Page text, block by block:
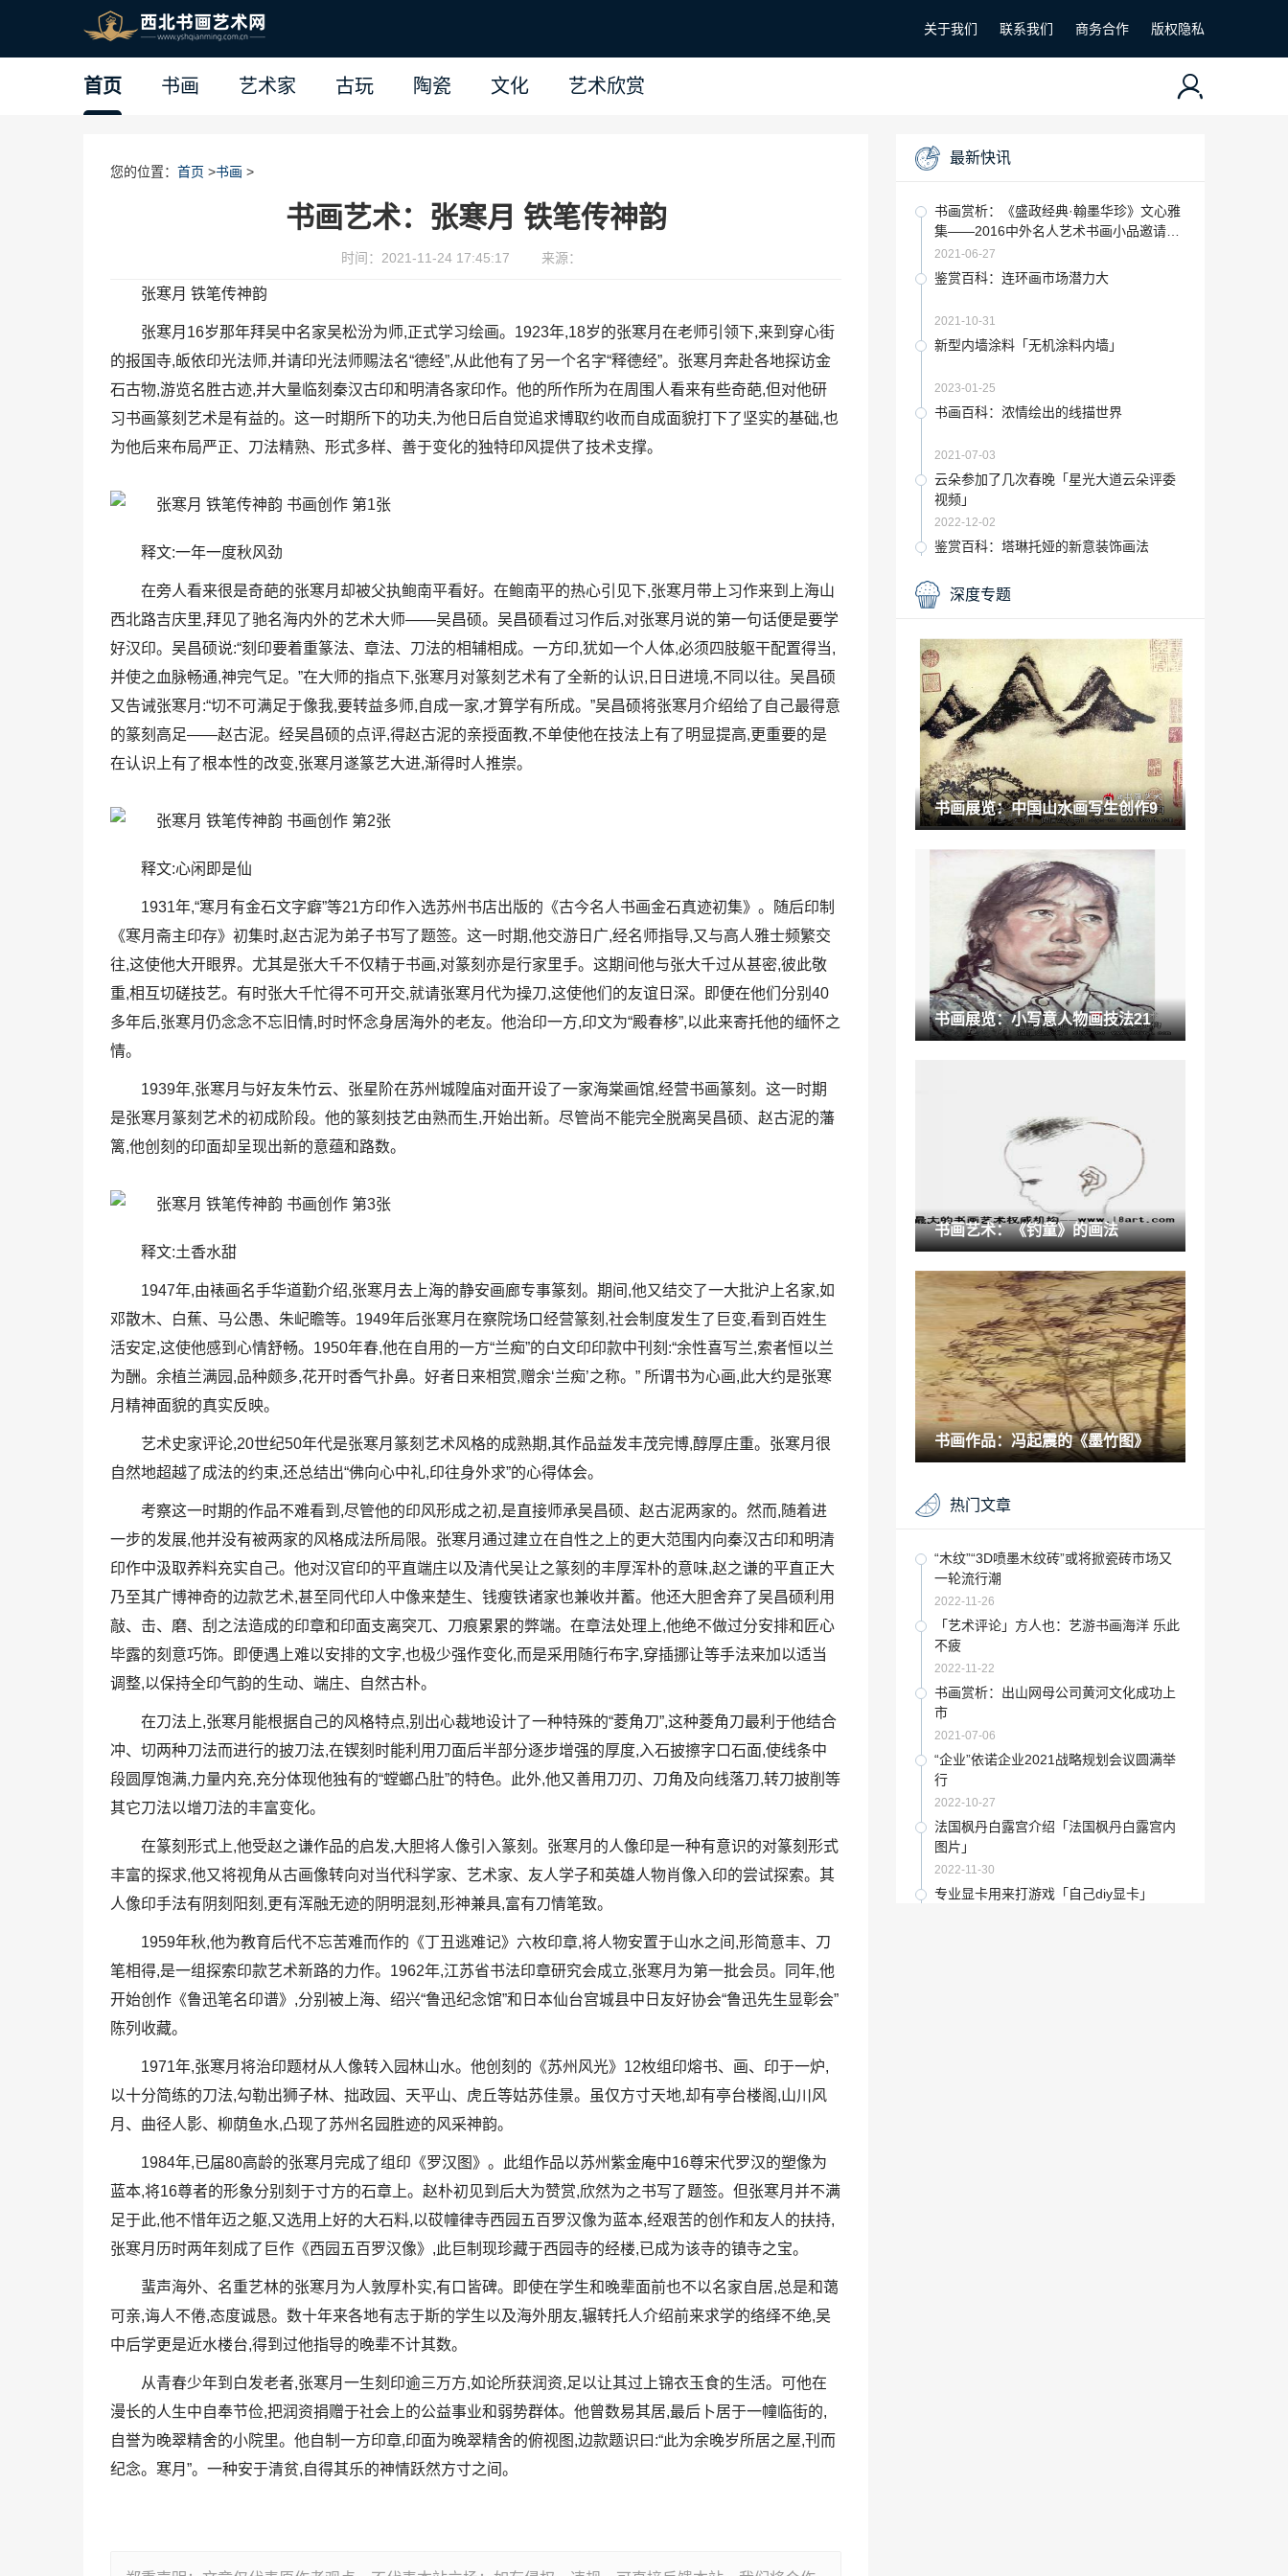
关于我们 联系我们 商务合作 版权隐私
首页 书画 艺术家 古玩 陶瓷 文化 艺术欣赏
您的位置： 首页 >书画 >
书画艺术：张寒月 铁笔传神韵
时间：2021-11-24 17:45:17 来源：
张寒月 铁笔传神韵
张寒月16岁那年拜吴中名家吴松汾为师,正式学习绘画。1923年,18岁的张寒月在老师引领下,来到穿心街
的报国寺,皈依印光法师,并请印光法师赐法名“德经”,从此他有了另一个名字“释德经”。张寒月奔赴各地探访金
石古物,游览名胜古迹,并大量临刻秦汉古印和明清各家印作。他的所作所为在周围人看来有些奇葩,但对他研
习书画篆刻艺术是有益的。这一时期所下的功夫,为他日后自觉追求博取约收而自成面貌打下了坚实的基础,也
为他后来布局严正、刀法精熟、形式多样、善于变化的独特印风提供了技术支撑。
释文:一年一度秋风劲
在旁人看来很是奇葩的张寒月却被父执鲍南平看好。在鲍南平的热心引见下,张寒月带上习作来到上海山
西北路吉庆里,拜见了驰名海内外的艺术大师——吴昌硕。吴昌硕看过习作后,对张寒月说的第一句话便是要学
好汉印。吴昌硕说:“刻印要着重篆法、章法、刀法的相辅相成。一方印,犹如一个人体,必须四肢躯干配置得当,
并使之血脉畅通,神完气足。”在大师的指点下,张寒月对篆刻艺术有了全新的认识,日日进境,不同以往。吴昌硕
又告诫张寒月:“切不可满足于像我,要转益多师,自成一家,才算学有所成。”吴昌硕将张寒月介绍给了自己最得意
的篆刻高足——赵古泥。经吴昌硕的点评,得赵古泥的亲授面教,不单使他在技法上有了明显提高,更重要的是
在认识上有了根本性的改变,张寒月遂篆艺大进,渐得时人推崇。
释文:心闲即是仙
1931年,“寒月有金石文字癖”等21方印作入选苏州书店出版的《古今名人书画金石真迹初集》。随后印制
《寒月斋主印存》初集时,赵古泥为弟子书写了题签。这一时期,他交游日广,经名师指导,又与高人雅士频繁交
往,这使他大开眼界。尤其是张大千不仅精于书画,对篆刻亦是行家里手。这期间他与张大千过从甚密,彼此敬
重,相互切磋技艺。有时张大千忙得不可开交,就请张寒月代为操刀,这使他们的友谊日深。即便在他们分别40
多年后,张寒月仍念念不忘旧情,时时怀念身居海外的老友。他治印一方,印文为“殿春栘”,以此来寄托他的缅怀之
情。
1939年,张寒月与好友朱竹云、张星阶在苏州城隍庙对面开设了一家海棠画馆,经营书画篆刻。这一时期
是张寒月篆刻艺术的初成阶段。他的篆刻技艺由熟而生,开始出新。尽管尚不能完全脱离吴昌硕、赵古泥的藩
篱,他创刻的印面却呈现出新的意蕴和路数。
释文:土香水甜
1947年,由裱画名手华道勤介绍,张寒月去上海的静安画廊专事篆刻。期间,他又结交了一大批沪上名家,如
邓散木、白蕉、马公愚、朱屺瞻等。1949年后张寒月在察院场口经营篆刻,社会制度发生了巨变,看到百姓生
活安定,这使他感到心情舒畅。1950年春,他在自用的一方“兰痴”的白文印印款中刊刻:“余性喜写兰,索者恒以兰
为酬。余植兰满园,品种颇多,花开时香气扑鼻。好者日来相赏,赠余‘兰痴’之称。” 所谓书为心画,此大约是张寒
月精神面貌的真实反映。
艺术史家评论,20世纪50年代是张寒月篆刻艺术风格的成熟期,其作品益发丰茂完博,醇厚庄重。张寒月很
自然地超越了成法的约束,还总结出“佛向心中礼,印往身外求”的心得体会。
考察这一时期的作品不难看到,尽管他的印风形成之初,是直接师承吴昌硕、赵古泥两家的。然而,随着进
一步的发展,他并没有被两家的风格成法所局限。张寒月通过建立在自性之上的更大范围内向秦汉古印和明清
印作中汲取养料充实自己。他对汉官印的平直端庄以及清代吴让之篆刻的丰厚浑朴的意味,赵之谦的平直正大
乃至其广博神奇的边款艺术,甚至同代印人中像来楚生、钱瘦铁诸家也兼收并蓄。他还大胆舍弃了吴昌硕利用
敲、击、磨、刮之法造成的印章和印面支离突兀、刀痕累累的弊端。在章法处理上,他绝不做过分安排和匠心
毕露的刻意巧饰。即便遇上难以安排的文字,也极少强作变化,而是采用随行布字,穿插挪让等手法来加以适当
调整,以保持全印气韵的生动、端庄、自然古朴。
在刀法上,张寒月能根据自己的风格特点,别出心裁地设计了一种特殊的“菱角刀”,这种菱角刀最利于他结合
冲、切两种刀法而进行的披刀法,在锲刻时能利用刀面后半部分逐步增强的厚度,入石披擦字口石面,使线条中
段圆厚饱满,力量内充,充分体现他独有的“螳螂凸肚”的特色。此外,他又善用刀刃、刀角及向线落刀,转刀披削等
其它刀法以增刀法的丰富变化。
在篆刻形式上,他受赵之谦作品的启发,大胆将人像引入篆刻。张寒月的人像印是一种有意识的对篆刻形式
丰富的探求,他又将视角从古画像转向对当代科学家、艺术家、友人学子和英雄人物肖像入印的尝试探索。其
人像印手法有阴刻阳刻,更有浑融无迹的阴明混刻,形神兼具,富有刀情笔致。
1959年秋,他为教育后代不忘苦难而作的《丁丑逃难记》六枚印章,将人物安置于山水之间,形简意丰、刀
笔相得,是一组探索印款艺术新路的力作。1962年,江苏省书法印章研究会成立,张寒月为第一批会员。同年,他
开始创作《鲁迅笔名印谱》,分别被上海、绍兴“鲁迅纪念馆”和日本仙台宫城县中日友好协会“鲁迅先生显彰会”
陈列收藏。
1971年,张寒月将治印题材从人像转入园林山水。他创刻的《苏州风光》12枚组印熔书、画、印于一炉,
以十分简练的刀法,勾勒出狮子林、拙政园、天平山、虎丘等姑苏佳景。虽仅方寸天地,却有亭台楼阁,山川风
月、曲径人影、柳荫鱼水,凸现了苏州名园胜迹的风采神韵。
1984年,已届80高龄的张寒月完成了组印《罗汉图》。此组作品以苏州紫金庵中16尊宋代罗汉的塑像为
蓝本,将16尊者的形象分别刻于寸方的石章上。赵朴初见到后大为赞赏,欣然为之书写了题签。但张寒月并不满
足于此,他不惜年迈之躯,又选用上好的大石料,以砹幢律寺西园五百罗汉像为蓝本,经艰苦的创作和友人的扶持,
张寒月历时两年刻成了巨作《西园五百罗汉像》,此巨制现珍藏于西园寺的经楼,已成为该寺的镇寺之宝。
蜚声海外、名重艺林的张寒月为人敦厚朴实,有口皆碑。即使在学生和晚辈面前也不以名家自居,总是和蔼
可亲,诲人不倦,态度诚恳。数十年来各地有志于斯的学生以及海外朋友,辗转托人介绍前来求学的络绎不绝,吴
中后学更是近水楼台,得到过他指导的晚辈不计其数。
从青春少年到白发老者,张寒月一生刻印逾三万方,如论所获润资,足以让其过上锦衣玉食的生活。可他在
漫长的人生中自奉节俭,把润资捐赠于社会上的公益事业和弱势群体。他曾数易其居,最后卜居于一幢临街的,
自誉为晚翠精舍的小院里。他自制一方印章,印面为晚翠精舍的俯视图,边款题识曰:“此为余晚岁所居之屋,刊而
纪念。寒月”。一种安于清贫,自得其乐的神情跃然方寸之间。
最新快讯
书画赏析：《盛政经典·翰墨华珍》文心雅
集——2016中外名人艺术书画小品邀请展
&#8226;上海站
2021-06-27
鉴赏百科：连环画市场潜力大
2021-10-31
新型内墙涂料「无机涂料内墙」
2023-01-25
书画百科：浓情绘出的线描世界
2021-07-03
云朵参加了几次春晚「星光大道云朵评委
视频」
2022-12-02
鉴赏百科：塔琳托娅的新意装饰画法
2021-09-26
2023-02-01
书画赏析：2016年度中国十大文物事件网
络评选活动正式启动
2021-06-23
2020艺校今年考试「艺考联考过了但校考
没过怎么办」
2022-12-31
纹绣师需要掌握的基础知识 你了解多少种
「学纹绣需要了解什么」
2022-12-30
避免字体侵权「字体会侵权吗」
2022-11-18
绿森林艺术涂料「中国绿色涂料之都」
2022-12-30
中国古典园林演进脉络主要表现方面「景
观分为哪几种」
纽约收藏家热衷购买哪些艺术品 「艺术品
书画百科：丹青聚正气 翰墨挥性情
考研调剂给学校发邮件怎么写「电脑发邮
件添加不了附件」
2022-11-26
中国书画：清代顾二娘和她的砚雕
2021-11-21
艺术类学什么专业好就业哪些专业前景比
较好「艺术学专业就业方向」
2023-02-02
神 因挺胸侧颜照走红 21岁退役转型教练
设计师邵沛是哪里人「原创概念设计师」
2023-02-06
家里有患癌症的人会遗传的概率「父母有
癌症会遗传到儿女身上吗」
2022-12-03
收藏百科：中国李可染书画艺术院——嘉
德秋拍《万里风光万里船》解读
2021-06-16
上海古董艺术品展「上海国际艺术作品
集」
2022-11-28
当红实力小花张子枫「张子枫是谁家的星
二代」
2022-12-22
九大美院美术生录取分数线「九大美院录
深度专题
书画展览：中国山水画写生创作9
书画展览：小写意人物画技法21
书画艺术：《钓童》的画法
书画作品：冯起震的《墨竹图》
热门文章
“木纹”“3D喷墨木纹砖”或将掀瓷砖市场又
一轮流行潮
2022-11-26
「艺术评论」方人也：艺游书画海洋 乐此
不疲
2022-11-22
书画赏析：出山网母公司黄河文化成功上
市
2021-07-06
“企业”依诺企业2021战略规划会议圆满举
行
2022-10-27
法国枫丹白露宫介绍「法国枫丹白露宫内
图片」
2022-11-30
专业显卡用来打游戏「自己diy显卡」